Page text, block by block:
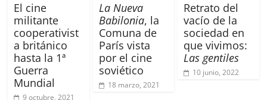
El cine
militante
cooperativist
a británico
hasta la 1ª
Guerra
Mundial
9 octubre, 2021
La Nueva
Babilonia, la
Comuna de
París vista
por el cine
soviético
18 marzo, 2021
Retrato del
vacío de la
sociedad en
que vivimos:
Las gentiles
10 junio, 2022